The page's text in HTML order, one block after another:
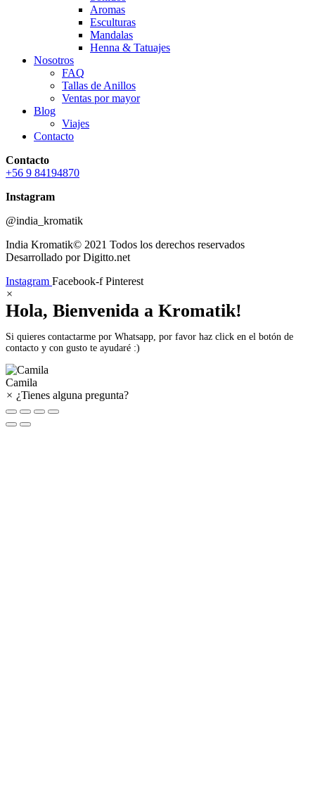
Aromas
Esculturas
Mandalas
Henna & Tatuajes
Nosotros
FAQ
Tallas de Anillos
Ventas por mayor
Blog
Viajes
Contacto
Contacto
+56 9 84194870
Instagram
@india_kromatik
India Kromatik© 2021 Todos los derechos reservados
Desarrollado por Digitto.net
Instagram Facebook-f Pinterest
×
Hola, Bienvenida a Kromatik!
Si quieres contactarme por Whatsapp, por favor haz click en el botón de
contacto y con gusto te ayudaré :)
Camila
× ¿Tienes alguna pregunta?